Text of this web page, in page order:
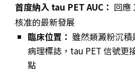
首度納入 tau PET AUC： 回應
核准的最新發展
臨床位置： 雖然類澱粉沉
病理標誌，tau PET 信號更
點